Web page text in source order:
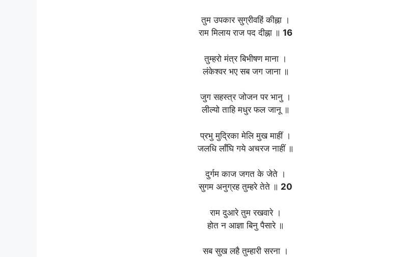
तुम उपकार सुग्रीवहिं कीह्ना ।
राम मिलाय राज पद दीह्ना ॥ 16
तुम्हरो मंत्र बिभीषण माना ।
लंकेश्वर भए सब जग जाना ॥
जुग सहस्त्र जोजन पर भानु ।
लील्यो ताहि मधुर फल जानू ॥
प्रभु मुद्रिका मेलि मुख माहीं ।
जलधि लाँघि गये अचरज नाहीं ॥
दुर्गम काज जगत के जेते ।
सुगम अनुग्रह तुम्हरे तेते ॥ 20
राम दुआरे तुम रखवारे ।
होत न आज्ञा बिनु पैसारे ॥
सब सुख लहै तुम्हारी सरना ।